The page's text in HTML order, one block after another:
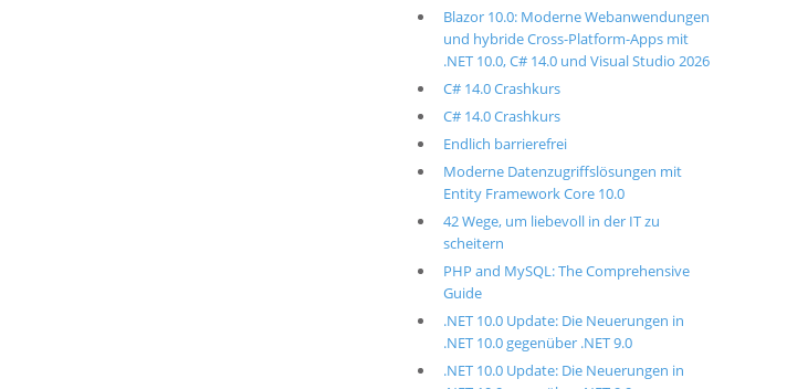
Blazor 10.0: Moderne Webanwendungen
und hybride Cross-Platform-Apps mit
.NET 10.0, C# 14.0 und Visual Studio 2026
C# 14.0 Crashkurs
C# 14.0 Crashkurs
Endlich barrierefrei
Moderne Datenzugriffslösungen mit
Entity Framework Core 10.0
42 Wege, um liebevoll in der IT zu
scheitern
PHP and MySQL: The Comprehensive
Guide
.NET 10.0 Update: Die Neuerungen in
.NET 10.0 gegenüber .NET 9.0
.NET 10.0 Update: Die Neuerungen in